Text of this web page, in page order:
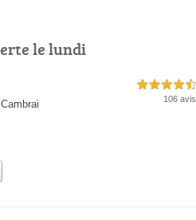
le lundi
4,5 étoiles sur 5
106 avis